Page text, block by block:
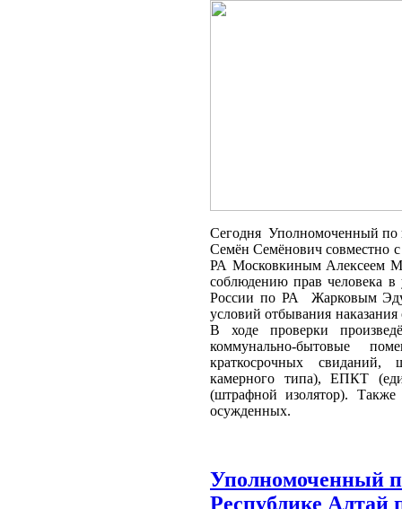
Сегодня Уполномоченный по
Семён Семёнович
РА Московкиным Алексеем
соблюдению прав человека в
России по РА
Жарковым
условий отбывания
В ходе проверки
коммунально-бытовые
краткосрочных
камерного типа), ЕПКТ
(штрафной изолятор).
осужденных.
Уполномоченный
Республике